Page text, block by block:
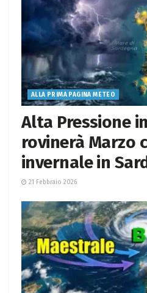
ALLA PRIMA PAGINA METEO
Alta Pressione
rovinerà Marzo
invernale in
21 Febbraio 2026